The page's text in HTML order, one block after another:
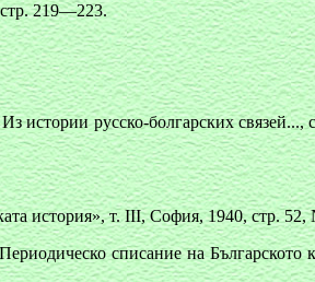
219—223.
русско-болгарских
история», т. III, София, 1940, стр.
списание на